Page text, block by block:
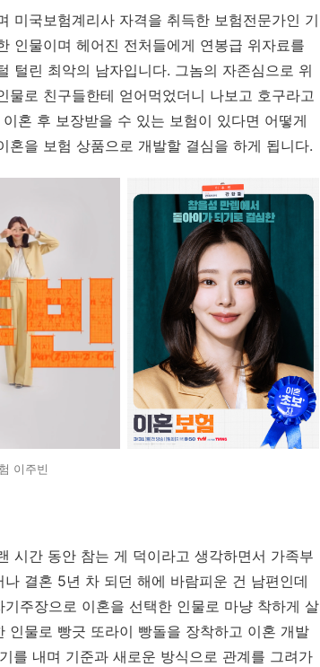
미국보험계리사 자격을 취득한 보험전문가인 기
인물이며 헤어진 전처들에게 연봉급 위자료를
털린 최악의 남자입니다. 그놈의 자존심으로 위
로 친구들한테 얻어먹었더니 나보고 호구라고
혼 후 보장받을 수 있는 보험이 있다면 어떻게
을 보험 상품으로 개발할 결심을 하게 됩니다.
이주빈
시간 동안 참는 게 덕이라고 생각하면서 가족부
결혼 5년 차 되던 해에 바람피운 건 남편인데
주장으로 이혼을 선택한 인물로 마냥 착하게 살
물로 빵긋 또라이 빵돌을 장착하고 이혼 개발
를 내며 기준과 새로운 방식으로 관계를 그려가